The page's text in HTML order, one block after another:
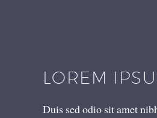
LOREM
Duis sed odio sit amet